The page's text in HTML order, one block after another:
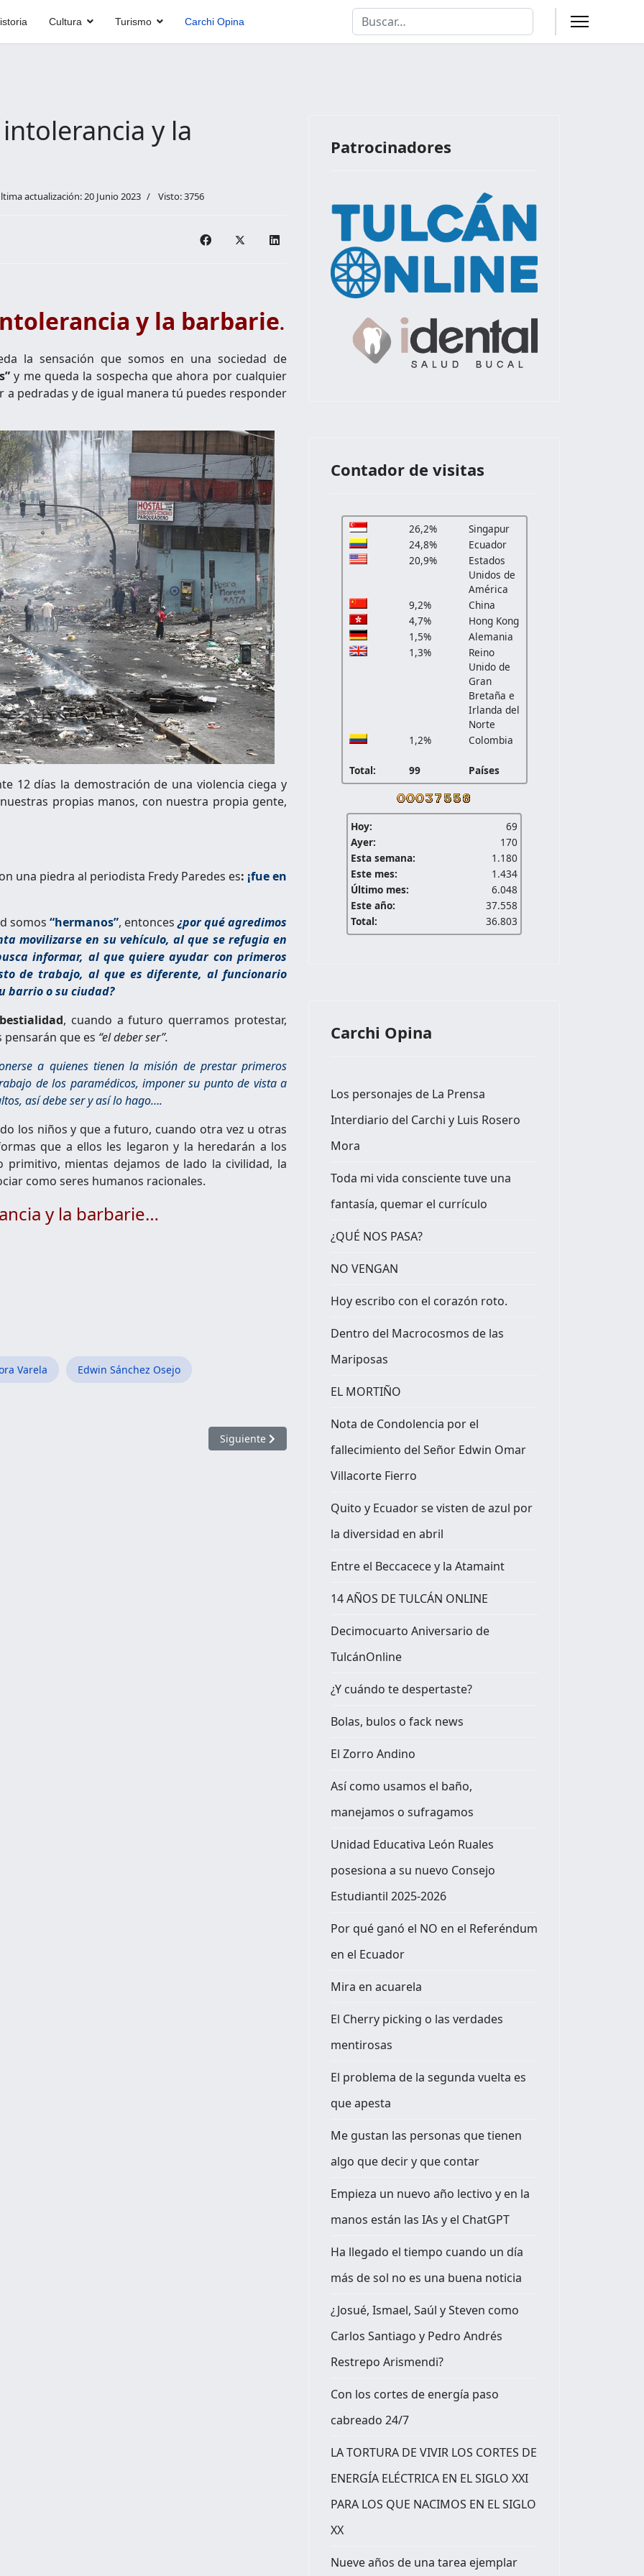
Cultura Turismo Carchi Opina
Buscar
Type 2 or more characters for results.
y la
actualización: 20 Junio 2023 Visto: 3756
y la barbarie.
la sensación que somos en una sociedad de
y me queda la sospecha que ahora por cualquier
pedradas y de igual manera tú puedes responder
12 días la demostración de una violencia ciega y
propias manos, con nuestra propia gente,
una piedra al periodista Fredy Paredes es: ¡fue en
somos “hermanos”, entonces¿por qué agredimos
movilizarse en su vehículo, al que se refugia en
informar, al que quiere ayudar con primeros
de trabajo, al que es diferente, al funcionario
barrio o su ciudad?
, cuando a futuro querramos protestar,
que es “el deber ser”.
a quienes tienen la misión de prestar primeros
de los paramédicos, imponer su punto de vista a
así debe ser y así lo hago….
los niños y que a futuro, cuando otra vez u otras
que a ellos les legaron y la heredarán a los
mientas dejamos de lado la civilidad, la
como seres humanos racionales.
y la barbarie…
Varela Edwin Sánchez Osejo
LEER? Artículo siguiente: El fotoperiodismo, un trabajo de alto riesgo en el Ecuador
Siguiente
Patrocinadores
Contador de visitas
26,2%
Singapur
24,8%
Ecuador
20,9%
Estados
Unidos de
América
9,2%
China
4,7%
Hong Kong
1,5%
Alemania
1,3%
Reino
Unido de
Gran
Bretaña e
Irlanda del
Norte
1,2%
Colombia
Total: 99 Países
Hoy:
69
Ayer:
170
Esta semana:
1.180
Este mes:
1.434
Último mes:
6.048
Este año:
37.558
Total:
36.803
Carchi Opina
Los personajes de La Prensa
Interdiario del Carchi y Luis Rosero
Mora
Toda mi vida consciente tuve una
fantasía, quemar el currículo
¿QUÉ NOS PASA?
NO VENGAN
Hoy escribo con el corazón roto.
Dentro del Macrocosmos de las
Mariposas
EL MORTIÑO
Nota de Condolencia por el
fallecimiento del Señor Edwin Omar
Villacorte Fierro
Quito y Ecuador se visten de azul por
la diversidad en abril
Entre el Beccacece y la Atamaint
14 AÑOS DE TULCÁN ONLINE
Decimocuarto Aniversario de
TulcánOnline
¿Y cuándo te despertaste?
Bolas, bulos o fack news
El Zorro Andino
Así como usamos el baño,
manejamos o sufragamos
Unidad Educativa León Ruales
posesiona a su nuevo Consejo
Estudiantil 2025-2026
Por qué ganó el NO en el Referéndum
en el Ecuador
Mira en acuarela
El Cherry picking o las verdades
mentirosas
El problema de la segunda vuelta es
que apesta
Me gustan las personas que tienen
algo que decir y que contar
Empieza un nuevo año lectivo y en la
manos están las IAs y el ChatGPT
Ha llegado el tiempo cuando un día
más de sol no es una buena noticia
¿Josué, Ismael, Saúl y Steven como
Carlos Santiago y Pedro Andrés
Restrepo Arismendi?
Con los cortes de energía paso
cabreado 24/7
LA TORTURA DE VIVIR LOS CORTES DE
ENERGÍA ELÉCTRICA EN EL SIGLO XXI
PARA LOS QUE NACIMOS EN EL SIGLO
XX
Nueve años de una tarea ejemplar